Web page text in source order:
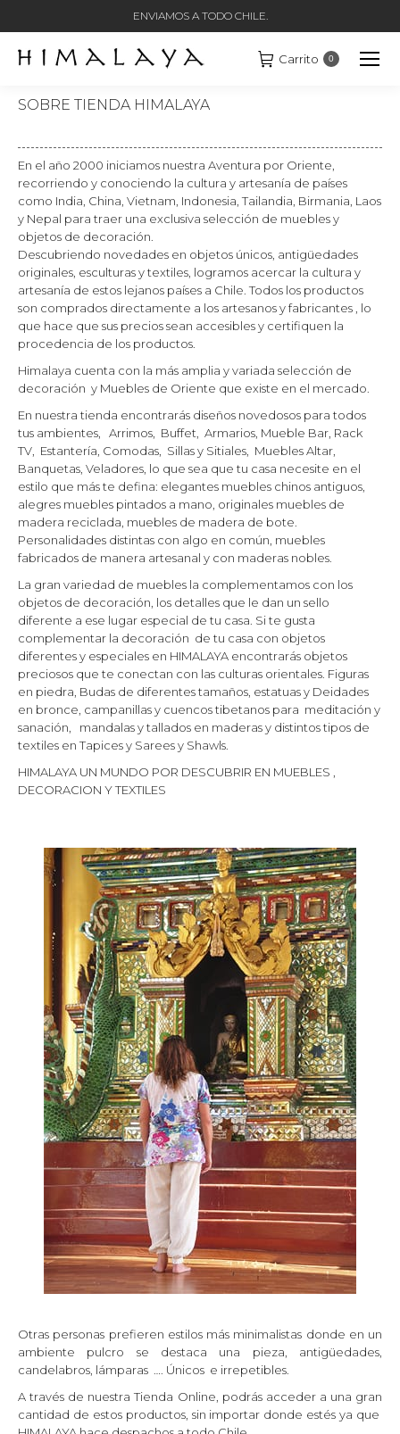
ENVIAMOS A TODO CHILE.
Carrito 0
SOBRE TIENDA HIMALAYA
En el año 2000 iniciamos nuestra Aventura por Oriente,
recorriendo y conociendo la cultura y artesanía de países
como India, China, Vietnam, Indonesia, Tailandia, Birmania, Laos
y Nepal para traer una exclusiva selección de muebles y
objetos de decoración.
Descubriendo novedades en objetos únicos, antigüedades
originales, esculturas y textiles, logramos acercar la cultura y
artesanía de estos lejanos países a Chile. Todos los productos
son comprados directamente a los artesanos y fabricantes , lo
que hace que sus precios sean accesibles y certifiquen la
procedencia de los productos.
Himalaya cuenta con la más amplia y variada selección de
decoración y Muebles de Oriente que existe en el mercado.
En nuestra tienda encontrarás diseños novedosos para todos
tus ambientes, Arrimos, Buffet, Armarios, Mueble Bar, Rack
TV, Estantería, Comodas, Sillas y Sitiales, Muebles Altar,
Banquetas, Veladores, lo que sea que tu casa necesite en el
estilo que más te defina: elegantes muebles chinos antiguos,
alegres muebles pintados a mano, originales muebles de
madera reciclada, muebles de madera de bote.
Personalidades distintas con algo en común, muebles
fabricados de manera artesanal y con maderas nobles.
La gran variedad de muebles la complementamos con los
objetos de decoración, los detalles que le dan un sello
diferente a ese lugar especial de tu casa. Si te gusta
complementar la decoración de tu casa con objetos
diferentes y especiales en HIMALAYA encontrarás objetos
preciosos que te conectan con las culturas orientales. Figuras
en piedra, Budas de diferentes tamaños, estatuas y Deidades
en bronce, campanillas y cuencos tibetanos para meditación y
sanación, mandalas y tallados en maderas y distintos tipos de
textiles en Tapices y Sarees y Shawls.
HIMALAYA UN MUNDO POR DESCUBRIR EN MUEBLES ,
DECORACION Y TEXTILES
Otras personas prefieren estilos más minimalistas donde en un
ambiente pulcro se destaca una pieza, antigüedades,
candelabros, lámparas …. Únicos e irrepetibles.
A través de nuestra Tienda Online, podrás acceder a una gran
cantidad de estos productos, sin importar donde estés ya que